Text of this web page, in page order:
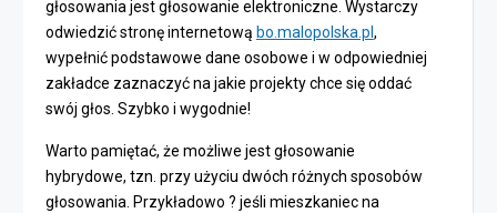
głosowania jest głosowanie elektroniczne. Wystarczy
odwiedzić stronę internetową bo.malopolska.pl ,
wypełnić podstawowe dane osobowe i w odpowiedniej
zakładce zaznaczyć na jakie projekty chce się oddać
swój głos. Szybko i wygodnie!
Warto pamiętać, że możliwe jest głosowanie
hybrydowe, tzn. przy użyciu dwóch różnych sposobów
głosowania. Przykładowo ? jeśli mieszkaniec na